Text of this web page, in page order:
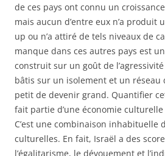
de ces pays ont connu un
mais aucun d’entre eux n’a produit
up ou n’a attiré de tels niveaux de
manque dans ces autres pays est un
construit sur un goût de
bâtis sur un isolement et un réseau
petit de devenir grand. Quantifier
fait partie d’une économie culturelle
C’est une combinaison inhabituelle
culturelles. En fait, Israël a des
l’égalitarisme, le dévouement et